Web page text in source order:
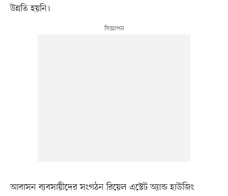
উন্নতি হয়নি।
আবাসন ব্যবসায়ীদের সংগঠন রিয়েল এস্টেট অ্যান্ড হাউজিং